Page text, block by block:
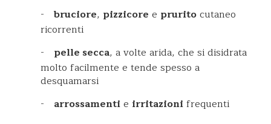
-
bruciore, pizzicore e pruritocutaneo
ricorrenti
-
pelle secca, a volte arida, che si disidrata
molto facilmente e tende spesso a
desquamarsi
-
arrossamentie irritazionifrequenti